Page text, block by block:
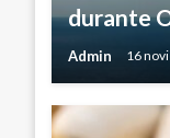
durante
Admin 16